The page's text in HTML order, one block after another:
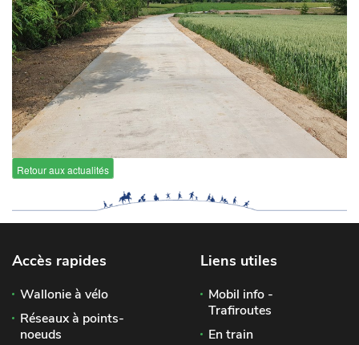
Retour aux actualités
Accès rapides
Wallonie à vélo
Réseaux à points-
noeuds
Liens utiles
Mobil info -
Trafiroutes
En train